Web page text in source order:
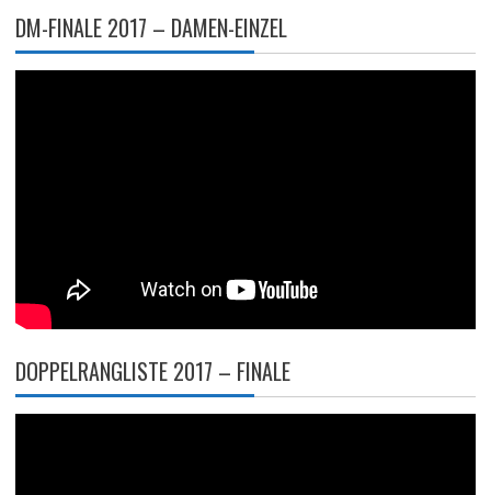
DM-FINALE 2017 – DAMEN-EINZEL
DOPPELRANGLISTE 2017 – FINALE